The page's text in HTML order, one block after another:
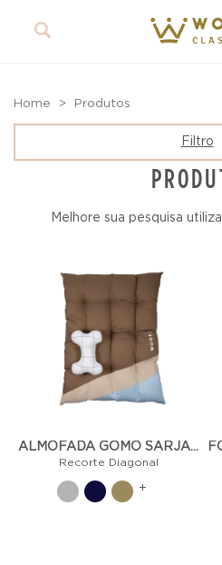
Home Produtos
Filtro
Melhore sua pesquisa
ALMOFADA GOMO SARJA - RECORTE DIAGONAL
Recorte Diagonal
+